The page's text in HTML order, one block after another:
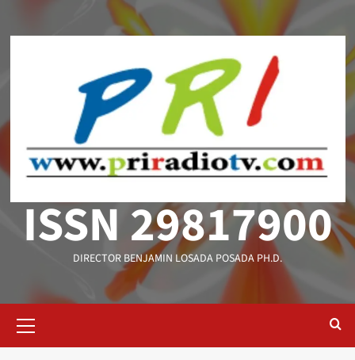
ISSN 29817900
DIRECTOR BENJAMIN LOSADA POSADA PH.D.
primario